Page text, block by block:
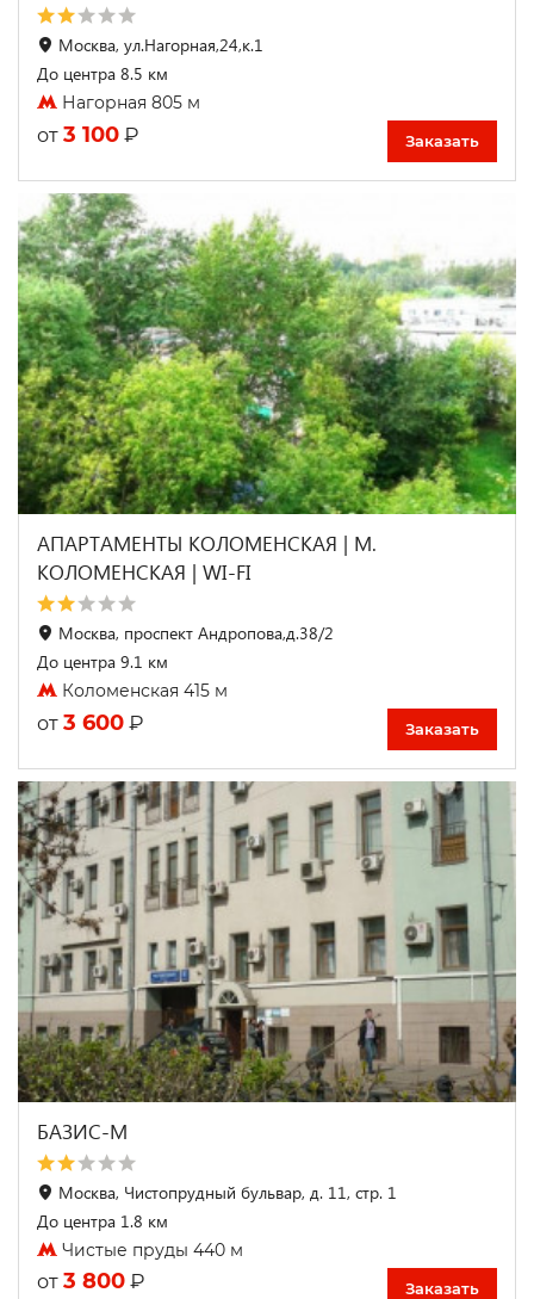
Москва, ул.Нагорная,24,к.1
До центра 8.5 км
Нагорная 805 м
от 3 100 ₽ Заказать
АПАРТАМЕНТЫ КОЛОМЕНСКАЯ | М.
КОЛОМЕНСКАЯ | WI-FI
Москва, проспект Андропова,д.38/2
До центра 9.1 км
Коломенская 415 м
от 3 600 ₽ Заказать
БАЗИС-М
Москва, Чистопрудный бульвар, д. 11, стр. 1
До центра 1.8 км
Чистые пруды 440 м
от 3 800 ₽ Заказать